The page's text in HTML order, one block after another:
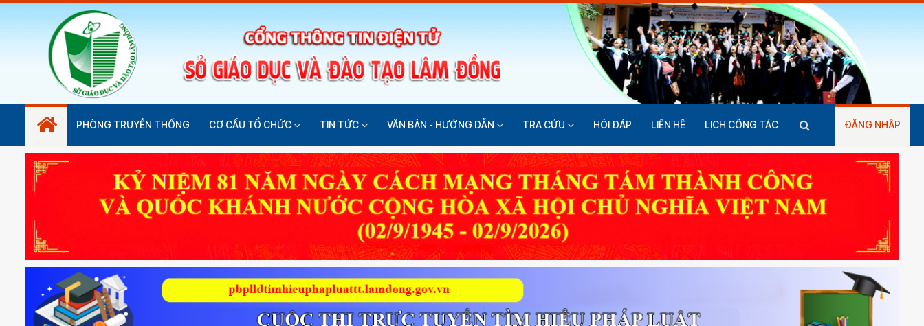
PHÒNG TRUYỀN THỐNG CƠ CẤU TỔ CHỨC TIN TỨC VĂN BẢN - HƯỚNG DẪN TRA CỨU HỎI ĐÁP LIÊN HỆ LỊCH CÔNG TÁC ĐĂNG NHẬP